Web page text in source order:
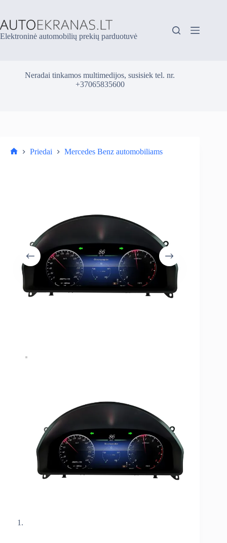
content
Elektroninė automobilių prekių parduotuvė
Neradai tinkamos multimedijos, susisiek tel. nr.
+37065835600
Priedai Mercedes Benz automobiliams